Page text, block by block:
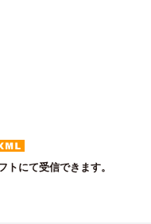
トにて受信できます。